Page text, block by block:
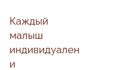
Каждый
малыш
индивидуален
и